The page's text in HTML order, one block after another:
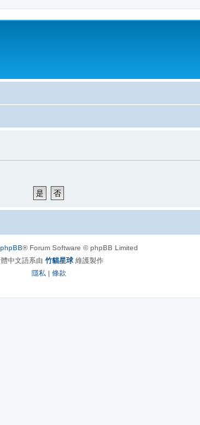
phpBB® Forum Software © phpBB Limited
中文語系由 竹貓星球 維護製作
隱私 | 條款